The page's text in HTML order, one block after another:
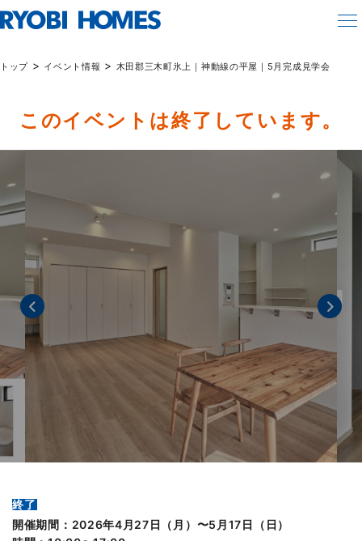
トップ > イベント情報 > 木田郡三木町氷上｜神動線の平屋｜5月完成見学会
このイベントは終了しています。
終了
開催期間：2026年4月27日（月）〜5月17日（日）